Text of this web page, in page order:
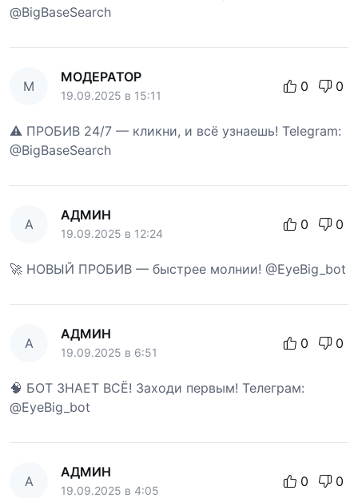
@BigBaseSearch
М
МОДЕРАТОР
19.09.2025 в 15:11
0 0
⚠️ ПРОБИВ 24/7 — кликни, и всё узнаешь! Telegram:
@BigBaseSearch
А
АДМИН
19.09.2025 в 12:24
0 0
🚀 НОВЫЙ ПРОБИВ — быстрее молнии! @EyeBig_bot
А
АДМИН
19.09.2025 в 6:51
0 0
🧠 БОТ ЗНАЕТ ВСЁ! Заходи первым! Телеграм:
@EyeBig_bot
А
АДМИН
19.09.2025 в 4:05
0 0